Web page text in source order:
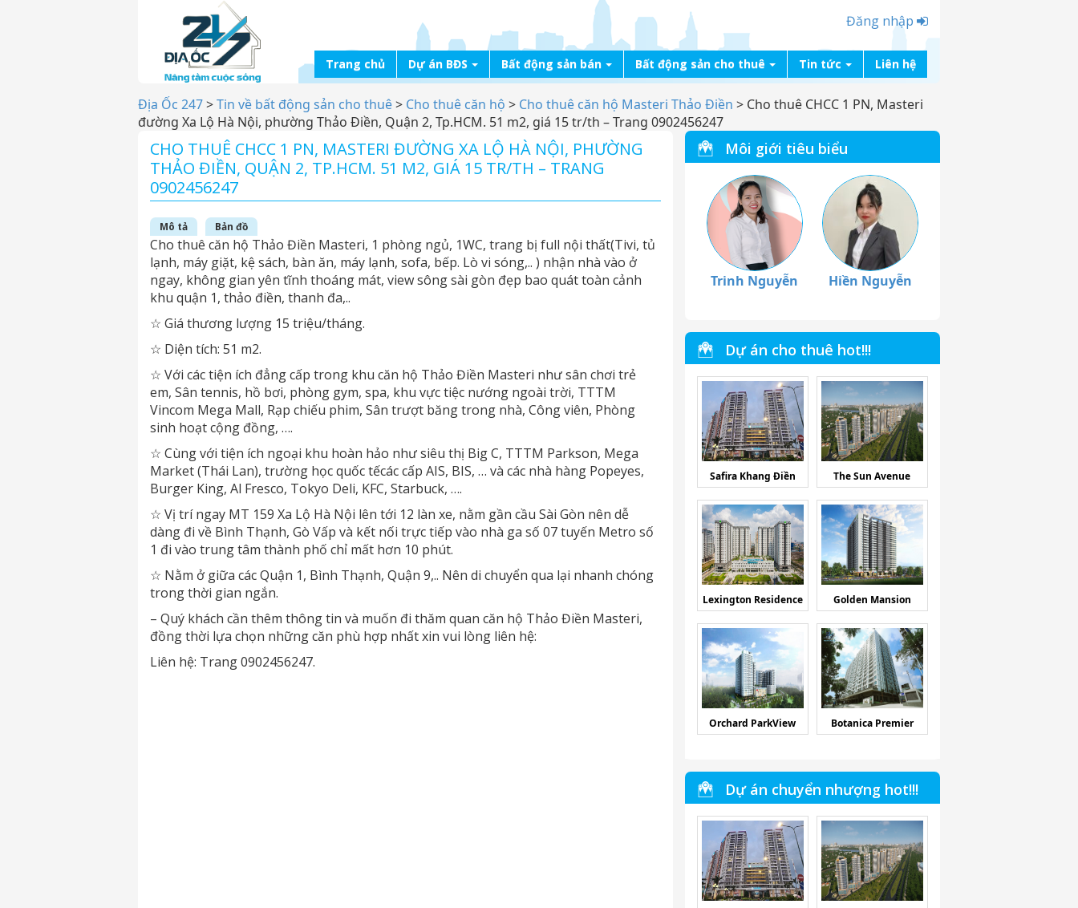
Đăng nhập
Trang chủ Dự án BĐS Bất động sản bán Bất động sản cho thuê Tin tức Liên hệ
Địa Ốc 247>Tin về bất động sản cho thuê> Cho thuê căn hộ > Cho thuê căn hộ Masteri Thảo Điền > Cho thuê CHCC 1 PN, Masteri
đường Xa Lộ Hà Nội, phường Thảo Điền, Quận 2, Tp.HCM. 51 m2, giá 15 tr/th – Trang 0902456247
CHO THUÊ CHCC 1 PN, MASTERI ĐƯỜNG XA LỘ HÀ NỘI, PHƯỜNG
THẢO ĐIỀN, QUẬN 2, TP.HCM. 51 M2, GIÁ 15 TR/TH – TRANG
0902456247
Mô tả Bản đồ
Cho thuê căn hộ Thảo Điền Masteri, 1 phòng ngủ, 1WC, trang bị full nội thất(Tivi, tủ
lạnh, máy giặt, kệ sách, bàn ăn, máy lạnh, sofa, bếp. Lò vi sóng,.. ) nhận nhà vào ở
ngay, không gian yên tĩnh thoáng mát, view sông sài gòn đẹp bao quát toàn cảnh
khu quận 1, thảo điền, thanh đa,..
☆ Giá thương lượng 15 triệu/tháng.
☆ Diện tích: 51 m2.
☆ Với các tiện ích đẳng cấp trong khu căn hộ Thảo Điền Masteri như sân chơi trẻ
em, Sân tennis, hồ bơi, phòng gym, spa, khu vực tiệc nướng ngoài trời, TTTM
Vincom Mega Mall, Rạp chiếu phim, Sân trượt băng trong nhà, Công viên, Phòng
sinh hoạt cộng đồng, ….
☆ Cùng với tiện ích ngoại khu hoàn hảo như siêu thị Big C, TTTM Parkson, Mega
Market (Thái Lan), trường học quốc tếcác cấp AIS, BIS, … và các nhà hàng Popeyes,
Burger King, Al Fresco, Tokyo Deli, KFC, Starbuck, ….
☆ Vị trí ngay MT 159 Xa Lộ Hà Nội lên tới 12 làn xe, nằm gần cầu Sài Gòn nên dễ
dàng đi về Bình Thạnh, Gò Vấp và kết nối trực tiếp vào nhà ga số 07 tuyến Metro số
1 đi vào trung tâm thành phố chỉ mất hơn 10 phút.
☆ Nằm ở giữa các Quận 1, Bình Thạnh, Quận 9,.. Nên di chuyển qua lại nhanh chóng
trong thời gian ngắn.
– Quý khách cần thêm thông tin và muốn đi thăm quan căn hộ Thảo Điền Masteri,
đồng thời lựa chọn những căn phù hợp nhất xin vui lòng liên hệ:
Liên hệ: Trang 0902456247.
Môi giới tiêu biểu
Trinh Nguyễn Hiền Nguyễn
Dự án cho thuê hot!!!
Safira Khang Điền The Sun Avenue
Lexington Residence Golden Mansion
Orchard ParkView Botanica Premier
Dự án chuyển nhượng hot!!!